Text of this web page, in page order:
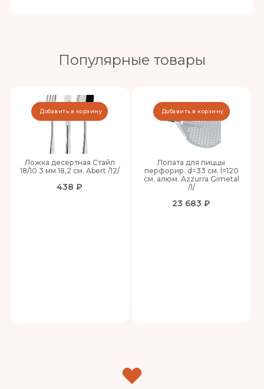
Популярные товары
Ложка десертная Стайл
18/10 3 мм 18,2 см. Abert /12/
438 ₽
Добавить в корзину
Лопата для пиццы
перфорир. d=33 см. l=120
см. алюм. Azzurra Gimetal
/1/
23 683 ₽
Добавить в корзину